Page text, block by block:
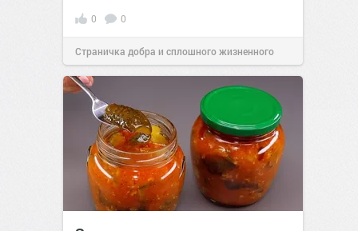
0 0
Страничка добра и сплошного жизненного
позитива!22:3825 июл 2026